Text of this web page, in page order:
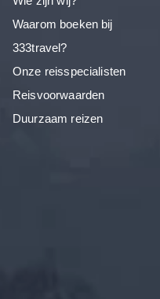
Waarom boeken bij
333travel?
Onze reisspecialisten
Reisvoorwaarden
Duurzaam reizen